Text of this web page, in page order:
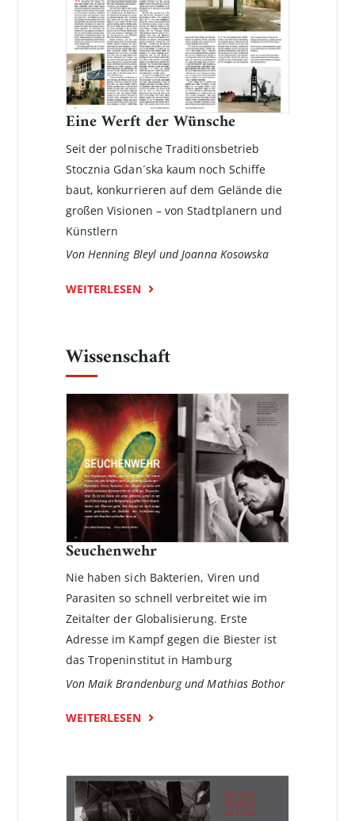
Eine Werft der Wünsche
Seit der polnische Traditionsbetrieb
Stocznia Gdan´ska kaum noch Schiffe
baut, konkurrieren auf dem Gelände die
großen Visionen – von Stadtplanern und
Künstlern
Von Henning Bleyl und Joanna Kosowska
WEITERLESEN
Wissenschaft
Seuchenwehr
Nie haben sich Bakterien, Viren und
Parasiten so schnell verbreitet wie im
Zeitalter der Globalisierung. Erste
Adresse im Kampf gegen die Biester ist
das Tropeninstitut in Hamburg
Von Maik Brandenburg und Mathias Bothor
WEITERLESEN